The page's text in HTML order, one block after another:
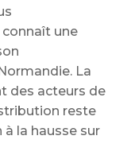
une
La
des acteurs de
reste
la hausse sur